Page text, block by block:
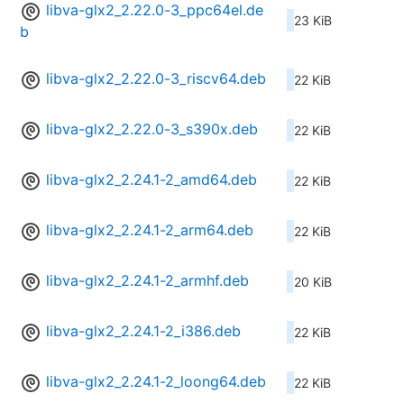
libva-glx2_2.22.0-3_ppc64el.de
b
23 KiB
libva-glx2_2.22.0-3_riscv64.deb 22 KiB
libva-glx2_2.22.0-3_s390x.deb 22 KiB
libva-glx2_2.24.1-2_amd64.deb 22 KiB
libva-glx2_2.24.1-2_arm64.deb 22 KiB
libva-glx2_2.24.1-2_armhf.deb 20 KiB
libva-glx2_2.24.1-2_i386.deb 22 KiB
libva-glx2_2.24.1-2_loong64.deb 22 KiB